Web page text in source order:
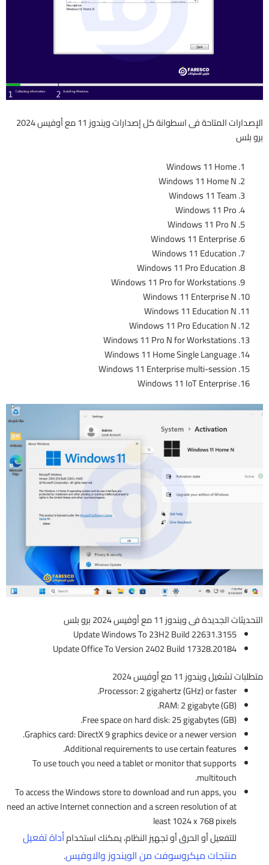
الإصدارات المتاحة فى اسطوانة كل إصدارات ويندوز 11 مع أوفيس 2024
برو بلس
Windows 11 Home
Windows 11 Home N
Windows 11 Team
Windows 11 Pro
Windows 11 Pro N
Windows 11 Enterprise
Windows 11 Education
Windows 11 Pro Education
Windows 11 Pro for Workstations
Windows 11 Enterprise N
Windows 11 Education N
Windows 11 Pro Education N
Windows 11 Pro N for Workstations
Windows 11 Home Single Language
Windows 11 Enterprise multi-session
Windows 11 IoT Enterprise
التحديثات الجديدة فى ويندوز 11 مع أوفيس 2024 برو بلس
Update Windows To 23H2 Build 22631.3155
Update Office To Version 2402 Build 17328.20184
متطلبات تشغيل ويندوز 11 مع أوفيس 2024
Processor: 2 gigahertz (GHz) or faster.
RAM: 2 gigabyte (GB).
Free space on hard disk: 25 gigabytes (GB).
Graphics card: DirectX 9 graphics device or a newer version.
Additional requirements to use certain features.
To use touch you need a tablet or monitor that supports
multitouch.
To access the Windows store to download and run apps, you
need an active Internet connection and a screen resolution of at
least 1024 x 768 pixels
للتفعيل أو الحرق أو تجهيز النظام، يمكنك استخدامأداة تفعيل
منتجات ميكروسوفت من الويندوز والاوفيس.